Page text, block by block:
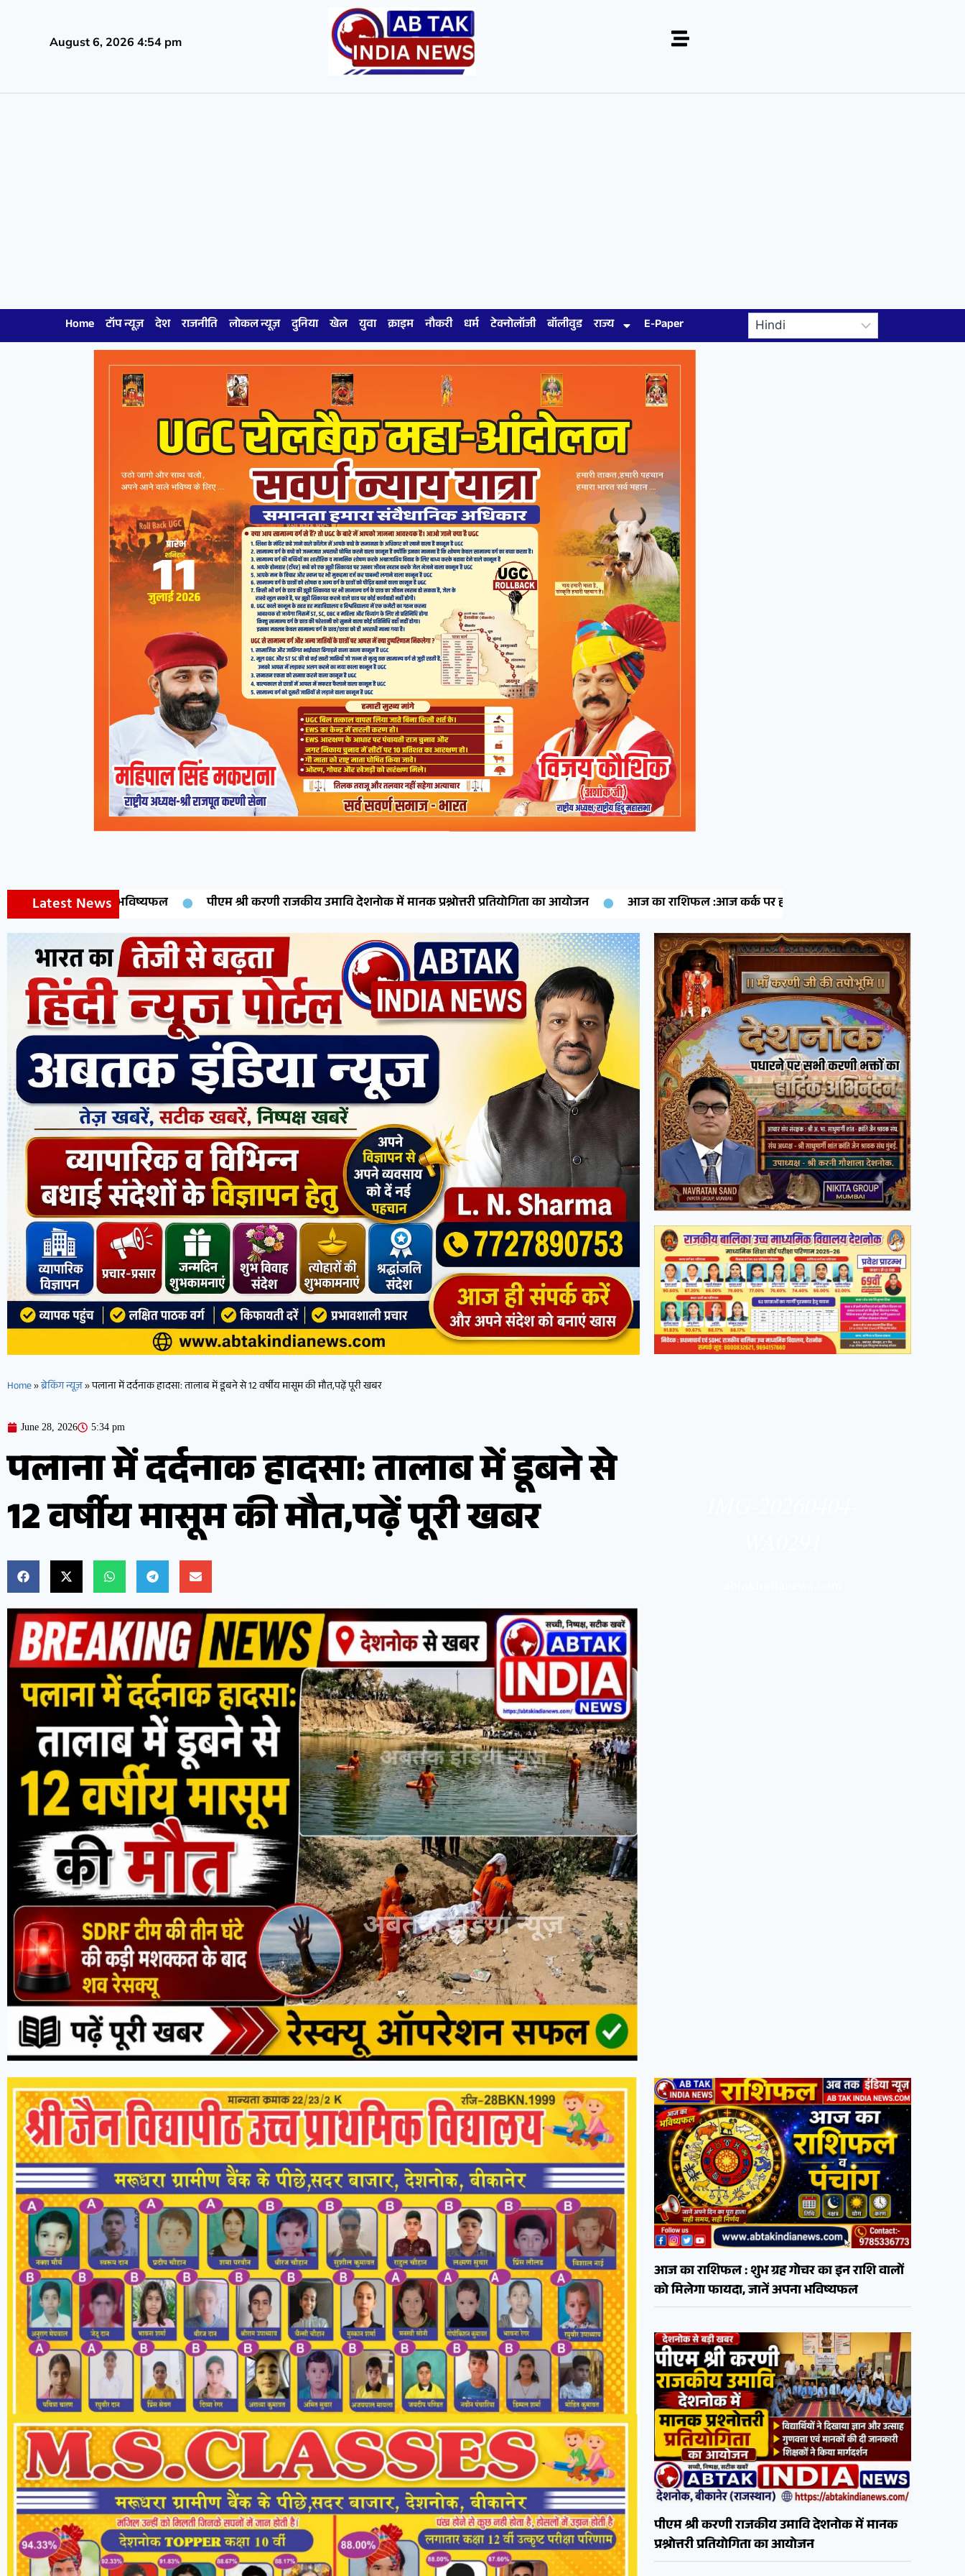
August 6, 2026 4:54 pm
Home टॉप न्यूज़ देश राजनीति लोकल न्यूज़ दुनिया खेल युवा क्राइम नौकरी धर्म टेक्नोलॉजी बॉलीवुड राज्य E-Paper
Latest News
पीएम श्री करणी राजकीय उमावि देशनोक में मानक प्रश्नोत्तरी प्रतियोगिता का आयोजन आज का राशिफल :आज कर्क पर होगी लक्ष्मी कृपा, मकर को मिलेंगे नए अवसर, वृश्चिक-कुंभ रहें सावधान!
Home»ब्रेकिंग न्यूज़»पलाना में दर्दनाक हादसा: तालाब में डूबने से 12 वर्षीय मासूम की मौत,पढ़ें पूरी खबर
June 28, 2026 5:34 pm
पलाना में दर्दनाक हादसा: तालाब में डूबने से
12 वर्षीय मासूम की मौत,पढ़ें पूरी खबर
आज का राशिफल : शुभ ग्रह गोचर का इन राशि वालों
को मिलेगा फायदा, जानें अपना भविष्यफल
पीएम श्री करणी राजकीय उमावि देशनोक में मानक
प्रश्नोत्तरी प्रतियोगिता का आयोजन